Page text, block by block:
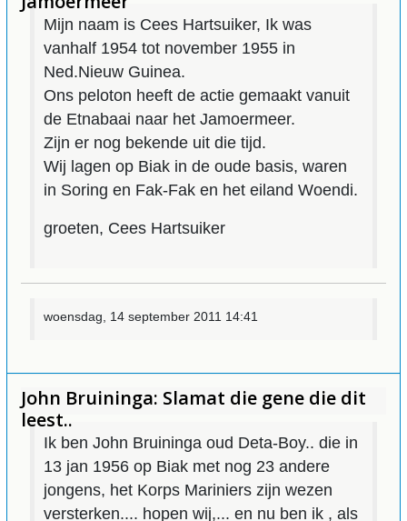
Mijn naam is Cees Hartsuiker, Ik was
vanhalf 1954 tot november 1955 in
Ned.Nieuw Guinea.
Ons peloton heeft de actie gemaakt vanuit
de Etnabaai naar het Jamoermeer.
Zijn er nog bekende uit die tijd.
Wij lagen op Biak in de oude basis, waren
in Soring en Fak-Fak en het eiland Woendi.
groeten, Cees Hartsuiker
woensdag, 14 september 2011 14:41
John Bruininga: Slamat die gene die dit
leest..
Ik ben John Bruininga oud Deta-Boy.. die in
13 jan 1956 op Biak met nog 23 andere
jongens, het Korps Mariniers zijn wezen
versterken.... hopen wij,... en nu ben ik , als